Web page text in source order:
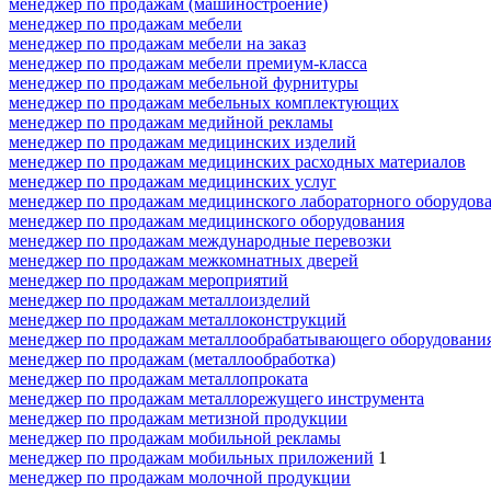
менеджер по продажам мебели
менеджер по продажам мебели на заказ
менеджер по продажам мебели премиум-класса
менеджер по продажам мебельной фурнитуры
менеджер по продажам мебельных комплектующих
менеджер по продажам медийной рекламы
менеджер по продажам медицинских изделий
менеджер по продажам медицинских расходных материалов
менеджер по продажам медицинских услуг
менеджер по продажам медицинского лабораторного
менеджер по продажам медицинского оборудования
менеджер по продажам международные перевозки
менеджер по продажам межкомнатных дверей
менеджер по продажам мероприятий
менеджер по продажам металлоизделий
менеджер по продажам металлоконструкций
менеджер по продажам металлообрабатывающего
менеджер по продажам (металлообработка)
менеджер по продажам металлопроката
менеджер по продажам металлорежущего инструмента
менеджер по продажам метизной продукции
менеджер по продажам мобильной рекламы
менеджер по продажам мобильных приложений 1
менеджер по продажам молочной продукции